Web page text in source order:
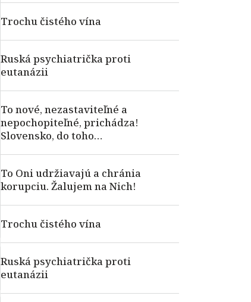
Trochu čistého vína
Ruská psychiatrička proti
eutanázii
To nové, nezastaviteľné a
nepochopiteľné, prichádza!
Slovensko, do toho…
To Oni udržiavajú a chránia
korupciu. Žalujem na Nich!
Trochu čistého vína
Ruská psychiatrička proti
eutanázii